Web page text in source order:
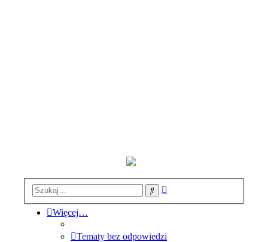
Szukaj
Więcej…
Tematy bez odpowiedzi